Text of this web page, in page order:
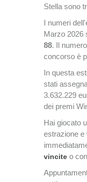
Stella sono
I numeri
Marzo 2026
88. Il
concorso è
In questa
stati
3.632.229
dei premi
Hai giocato
estrazione e
vincite o